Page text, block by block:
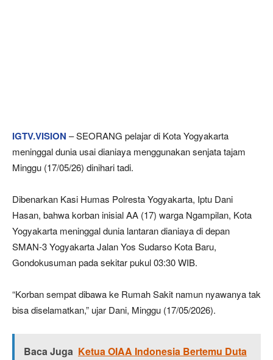
IGTV.VISION – SEORANG pelajar di Kota Yogyakarta
meninggal dunia usai dianiaya menggunakan senjata tajam
Minggu (17/05/26) dinihari tadi.
Dibenarkan Kasi Humas Polresta Yogyakarta, Iptu Dani
Hasan, bahwa korban inisial AA (17) warga Ngampilan, Kota
Yogyakarta meninggal dunia lantaran dianiaya di depan
SMAN-3 Yogyakarta Jalan Yos Sudarso Kota Baru,
Gondokusuman pada sekitar pukul 03:30 WIB.
“Korban sempat dibawa ke Rumah Sakit namun nyawanya tak
bisa diselamatkan,” ujar Dani, Minggu (17/05/2026).
Baca Juga Ketua OIAA Indonesia Bertemu Duta